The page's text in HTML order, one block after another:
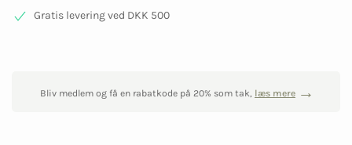
Gratis levering ved DKK 500
Bliv medlem og få en rabatkode på 20% som tak, læs mere